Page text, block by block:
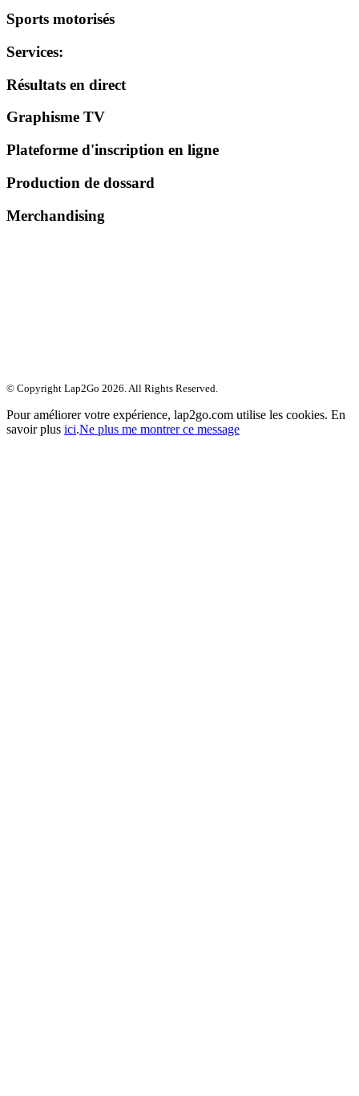
Sports motorisés
Services:
Résultats en direct
Graphisme TV
Plateforme d'inscription en ligne
Production de dossard
Merchandising
© Copyright Lap2Go 2026. All Rights Reserved.
Pour améliorer votre expérience, lap2go.com utilise les cookies. En
savoir plus ici.Ne plus me montrer ce message